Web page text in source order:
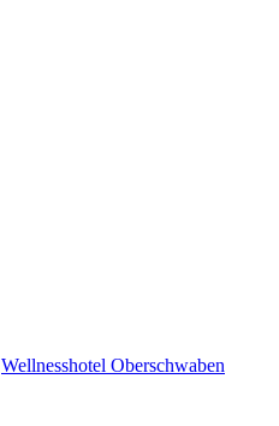
Wellnesshotel Oberschwaben